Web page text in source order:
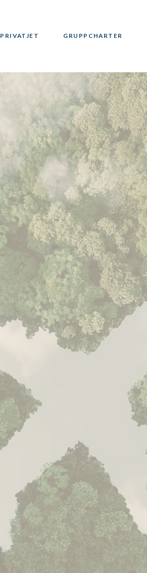
PRIVATJET GRUPPCHARTER